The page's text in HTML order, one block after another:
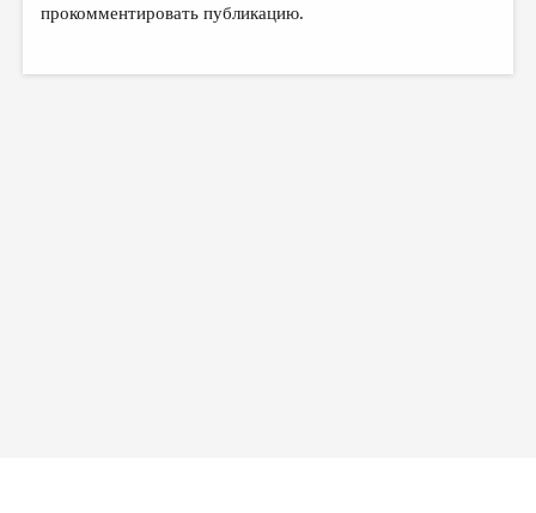
ЭССЕИСТИКА
ЛИТЕРАТУРОВЕДЕНИЕ
прокомментировать публикацию.